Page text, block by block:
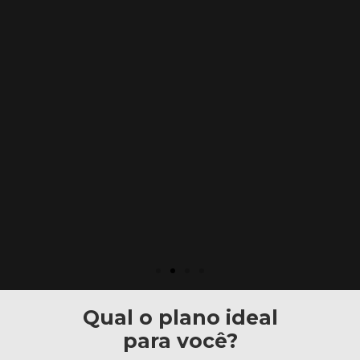
Qual o plano ideal
para você?